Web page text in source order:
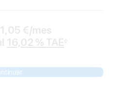
€/mes
16,02 % TAE ◊